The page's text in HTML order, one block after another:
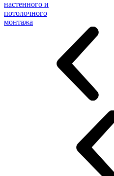
настенного и
потолочного
монтажа